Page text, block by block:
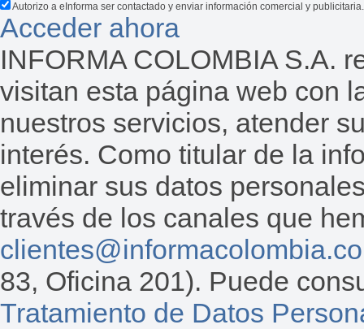
Autorizo a eInforma ser contactado y enviar información comercial y publicitaria.
Acceder ahora
INFORMA COLOMBIA S.A.
visitan esta página web con
nuestros servicios, atender
interés. Como titular de la
eliminar sus datos
través de los canales que
83, Oficina 201). Puede
Tratamiento de Datos